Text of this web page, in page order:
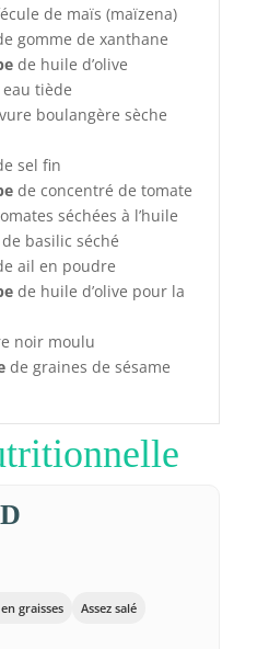
de maïs (maïzena)
gomme de xanthane
de huile d’olive
tiède
boulangère sèche
sel fin
de concentré de tomate
séchées à l’huile
basilic séché
ail en poudre
de huile d’olive pour la
noir moulu
de graines de sésame
graisses
Assez salé